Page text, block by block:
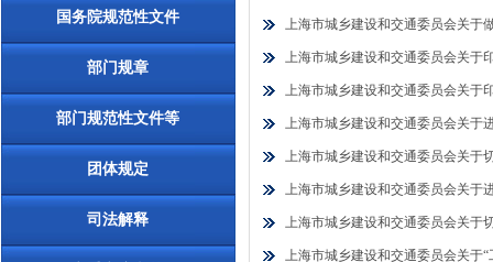
国务院规范性文件
部门规章
部门规范性文件等
团体规定
司法解释
上海市城乡建设和交通委员会关于
上海市城乡建设和交通委员会关于
上海市城乡建设和交通委员会关于
上海市城乡建设和交通委员会关于
上海市城乡建设和交通委员会关于
上海市城乡建设和交通委员会关于
上海市城乡建设和交通委员会关于
上海市城乡建设和交通委员会关于